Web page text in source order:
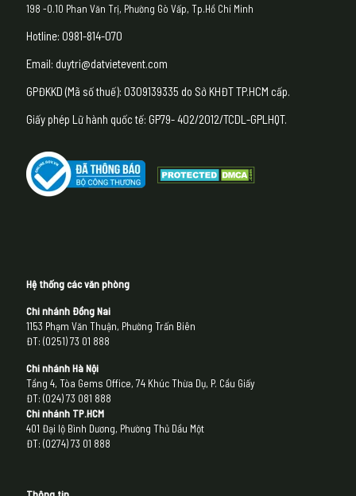
198 -0.10 Phan Văn Trị, Phường Gò Vấp, Tp.Hồ Chí Minh
Hotline: 0981-814-070
Email: duytri@datvietevent.com
GPĐKKD (Mã số thuế): 0309139335 do Sở KHĐT TP.HCM cấp.
Giấy phép Lữ hành quốc tế: GP79- 402/2012/TCDL-GPLHQT.
Hệ thống các văn phòng
Chi nhánh Đồng Nai
1153 Phạm Văn Thuận, Phường Trấn Biên
ĐT: (0251) 73 01 888
Chi nhánh Hà Nội
Tầng 4, Tòa Gems Office, 74 Khúc Thừa Dụ, P. Cầu Giấy
ĐT: (024) 73 081 888
Chi nhánh TP.HCM
401 Đại lộ Bình Dương, Phường Thủ Dầu Một
ĐT: (0274) 73 01 888